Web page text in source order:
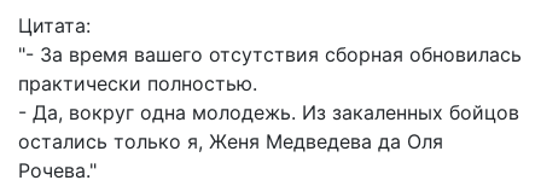
Цитата:
"- За время вашего отсутствия сборная обновилась
практически полностью.
- Да, вокруг одна молодежь. Из закаленных бойцов
остались только я, Женя Медведева да Оля
Рочева."